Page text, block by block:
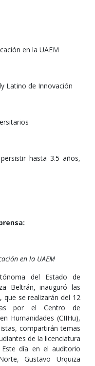
en la UAEM
Latino de Innovación
hasta 3.5 años,
en la UAEM
del Estado de
Beltrán, inauguró las
que se realizarán del 12
por el Centro de
Humanidades (CIIHu),
compartirán temas
de la licenciatura
día en el auditorio
Gustavo Urquiza